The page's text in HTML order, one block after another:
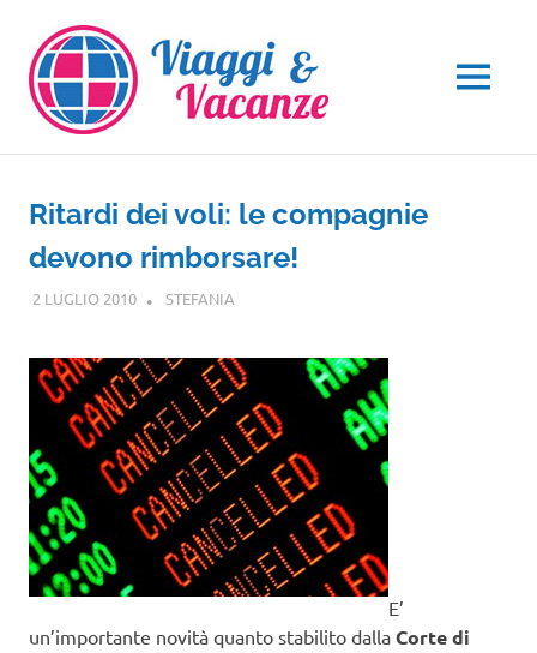
contenuto
MENU
Ritardi dei voli: le compagnie
devono rimborsare!
2 LUGLIO 2010 STEFANIA
E’
un’importante novità quanto stabilito dalla Corte di